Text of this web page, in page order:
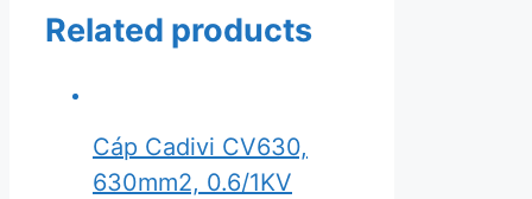
Related products
Cáp Cadivi CV630,
630mm2, 0.6/1KV